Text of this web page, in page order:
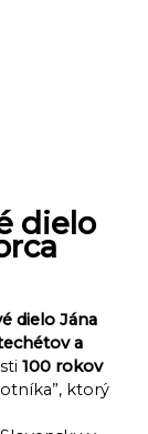
dielo
dielo Jána
a
100 rokov
ktorý